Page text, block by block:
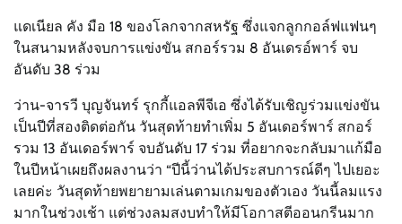
แดเนียล คัง มือ 18 ของโลกจากสหรัฐ ซึ่งแจกลูกกอล์ฟแฟนๆ
ในสนามหลังจบการแข่งขัน สกอร์รวม 8 อันเดรอ์พาร์ จบ
อันดับ 38 ร่วม
ว่าน-จารวี บุญจันทร์ รุกกี้แอลพีจีเอ ซึ่งได้รับเชิญร่วมแข่งขัน
เป็นปีที่สองติดต่อกัน วันสุดท้ายทำเพิ่ม 5 อันเดอร์พาร์ สกอร์
รวม 13 อันเดอร์พาร์ จบอันดับ 17 ร่วม ที่อยากจะกลับมาแก้มือ
ในปีหน้าเผยถึงผลงานว่า “ปีนี้ว่านได้ประสบการณ์ดีๆ ไปเยอะ
เลยค่ะ วันสุดท้ายพยายามเล่นตามเกมของตัวเอง วันนี้ลมแรง
มากในช่วงเช้า แต่ช่วงลมสงบทำให้มีโอกาสตีออนกรีนมาก